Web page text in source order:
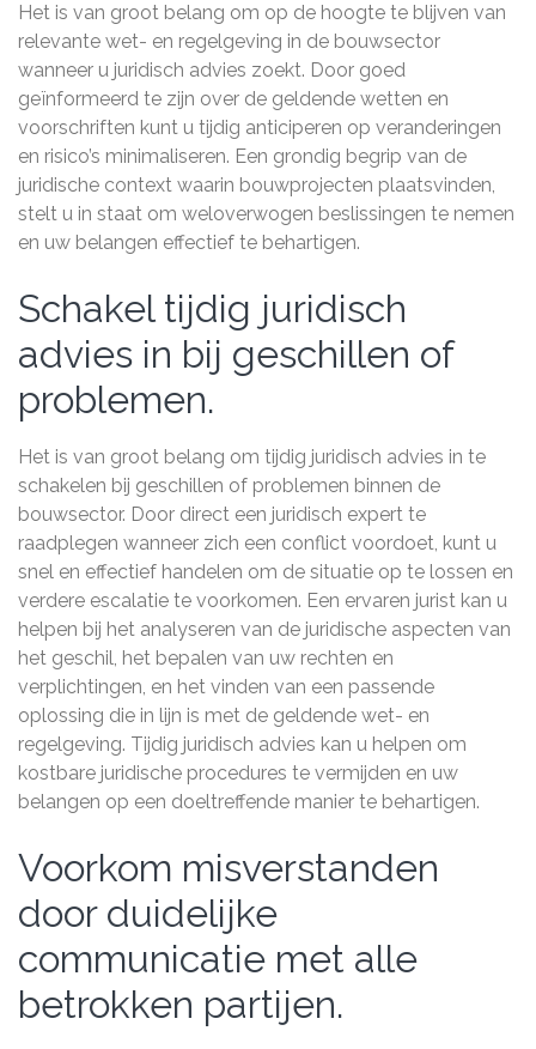
Het is van groot belang om op de hoogte te blijven van
relevante wet- en regelgeving in de bouwsector
wanneer u juridisch advies zoekt. Door goed
geïnformeerd te zijn over de geldende wetten en
voorschriften kunt u tijdig anticiperen op veranderingen
en risico’s minimaliseren. Een grondig begrip van de
juridische context waarin bouwprojecten plaatsvinden,
stelt u in staat om weloverwogen beslissingen te nemen
en uw belangen effectief te behartigen.
Schakel tijdig juridisch
advies in bij geschillen of
problemen.
Het is van groot belang om tijdig juridisch advies in te
schakelen bij geschillen of problemen binnen de
bouwsector. Door direct een juridisch expert te
raadplegen wanneer zich een conflict voordoet, kunt u
snel en effectief handelen om de situatie op te lossen en
verdere escalatie te voorkomen. Een ervaren jurist kan u
helpen bij het analyseren van de juridische aspecten van
het geschil, het bepalen van uw rechten en
verplichtingen, en het vinden van een passende
oplossing die in lijn is met de geldende wet- en
regelgeving. Tijdig juridisch advies kan u helpen om
kostbare juridische procedures te vermijden en uw
belangen op een doeltreffende manier te behartigen.
Voorkom misverstanden
door duidelijke
communicatie met alle
betrokken partijen.